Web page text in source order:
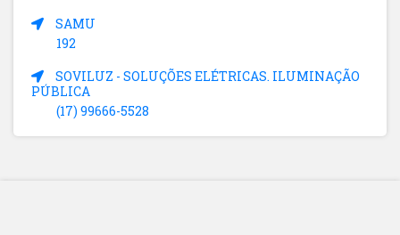
SAMU
192
SOVILUZ - SOLUÇÕES ELÉTRICAS. ILUMINAÇÃO
PÚBLICA
(17) 99666-5528